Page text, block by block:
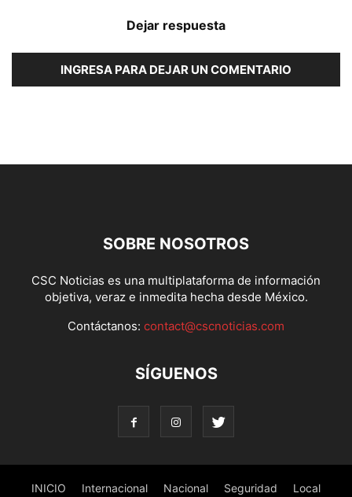
Dejar respuesta
INGRESA PARA DEJAR UN COMENTARIO
SOBRE NOSOTROS
CSC Noticias es una multiplataforma de información
objetiva, veraz e inmedita hecha desde México.
Contáctanos: contact@cscnoticias.com
SÍGUENOS
INICIO Internacional Nacional Seguridad Local